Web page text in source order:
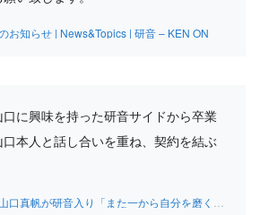
お知らせ | News&Topics | 研音 – KEN ON
に興味を持った研音サイドから卒業
本人と話し合いを重ね、契約を結ぶ
帆が研音入り「また一から自分を磨く」 : スポーツ報知